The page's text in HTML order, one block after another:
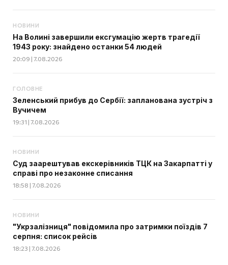
НОВИНИ
На Волині завершили ексгумацію жертв трагедії
1943 року: знайдено останки 54 людей
20:09 | 7.08.2026
ГОЛОВНЕ
Зеленський прибув до Сербії: запланована зустріч з
Вучичем
19:31 | 7.08.2026
НОВИНИ
Суд заарештував екскерівників ТЦК на Закарпатті у
справі про незаконне списання
18:58 | 7.08.2026
НОВИНИ
"Укрзалізниця" повідомила про затримки поїздів 7
серпня: список рейсів
18:23 | 7.08.2026